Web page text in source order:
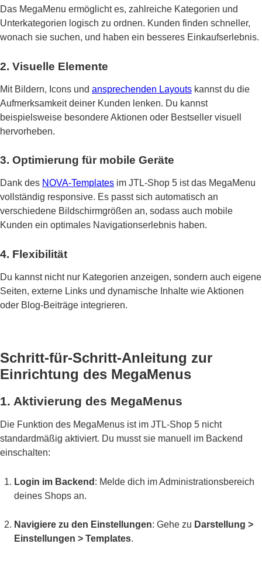
Das MegaMenu ermöglicht es, zahlreiche Kategorien und
Unterkategorien logisch zu ordnen. Kunden finden schneller,
wonach sie suchen, und haben ein besseres Einkaufserlebnis.
2. Visuelle Elemente
Mit Bildern, Icons und ansprechenden Layouts kannst du die
Aufmerksamkeit deiner Kunden lenken. Du kannst
beispielsweise besondere Aktionen oder Bestseller visuell
hervorheben.
3. Optimierung für mobile Geräte
Dank des NOVA-Templates im JTL-Shop 5 ist das MegaMenu
vollständig responsive. Es passt sich automatisch an
verschiedene Bildschirmgrößen an, sodass auch mobile
Kunden ein optimales Navigationserlebnis haben.
4. Flexibilität
Du kannst nicht nur Kategorien anzeigen, sondern auch eigene
Seiten, externe Links und dynamische Inhalte wie Aktionen
oder Blog-Beiträge integrieren.
Schritt-für-Schritt-Anleitung zur
Einrichtung des MegaMenus
1. Aktivierung des MegaMenus
Die Funktion des MegaMenus ist im JTL-Shop 5 nicht
standardmäßig aktiviert. Du musst sie manuell im Backend
einschalten:
Login im Backend : Melde dich im Administrationsbereich
deines Shops an.
Navigiere zu den Einstellungen: Gehe zu Darstellung >
Einstellungen > Templates.